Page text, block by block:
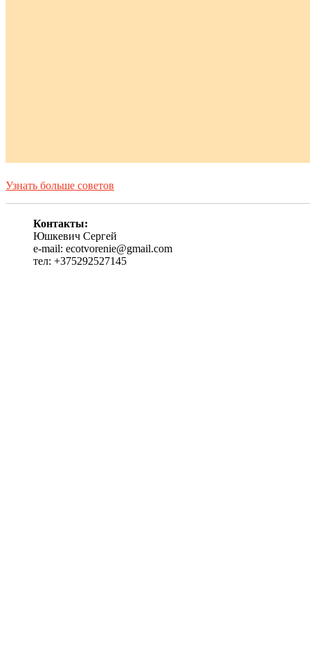
Узнать больше советов
Контакты:
Юшкевич Сергей
e-mail: ecotvorenie@gmail.com
тел: +375292527145